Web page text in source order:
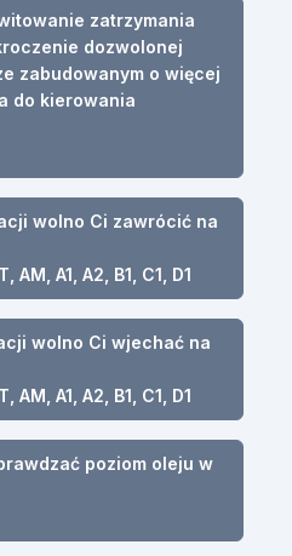
zatrzymania
dozwolonej
zabudowanym o więcej
do kierowania
wolno Ci zawrócić na
AM, A1, A2, B1, C1, D1
wolno Ci wjechać na
AM, A1, A2, B1, C1, D1
poziom oleju w